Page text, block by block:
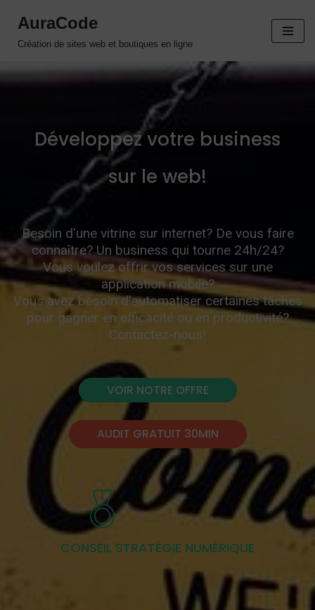
Aller
contenu
AuraCode
Création de sites web et boutiques en ligne
Développez votre business
sur le web!
Besoin d'une vitrine sur internet? De vous faire
connaître? Un business qui tourne 24h/24?
Vous voulez offrir vos services sur une
application mobile?
Vous avez besoin d'automatiser certaines tâches
pour gagner en efficacité ou en productivité?
Contactez-nous!
VOIR NOTRE OFFRE
AUDIT GRATUIT 30MIN
CONSEIL STRATÉGIE NUMÉRIQUE